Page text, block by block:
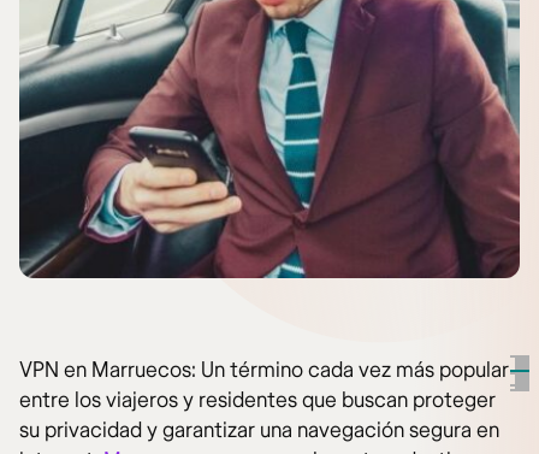
VPN en Marruecos: Un término cada vez más popular
entre los viajeros y residentes que buscan proteger
su privacidad y garantizar una navegación segura en